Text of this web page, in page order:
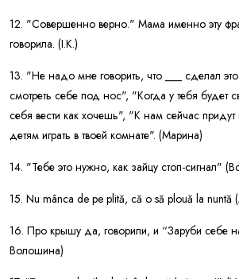
12. "Совершенно верно." Мама именно эту
говорила. (I.K.)
13. "Не надо мне говорить, что ___ сделал
смотреть себе под нос", "Когда у тебя будет
себя вести как хочешь", "К нам сейчас
детям играть в твоей комнате". (Марина)
14. "Тебе это нужно, как зайцу стоп-сигнал"
15. Nu mânca de pe plită, că o să plouă la nuntă
16. Про крышу да, говорили, и “Заруби себе
Волошина)